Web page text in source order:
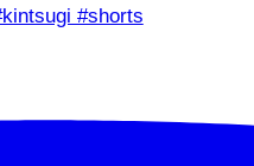
#shorts